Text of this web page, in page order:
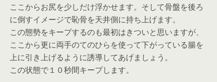
ここからお尻を少しだけ浮かせます。そして骨盤を後ろ
に倒すイメージで恥骨を天井側に持ち上げます。
この態勢をキープするのも最初はきついと思いますが、
ここから更に両手のてのひらを使って下がっている腸を
上に引き上げるように誘導してあげましょう。
この状態で１０秒間キープします。